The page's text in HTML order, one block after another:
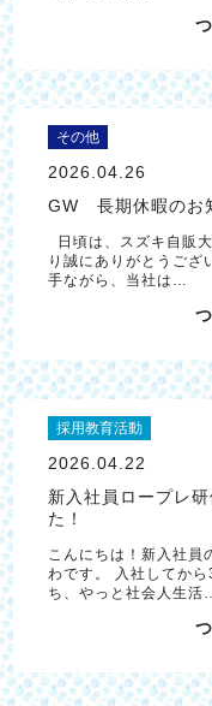
その他
2026.04.26
GW 長期休暇のお
日頃は、スズキ自販
り誠にありがとうござ
手ながら、当社は…
採用教育活動
2026.04.22
新入社員ロープレ
た！
こんにちは！新入社員
わです。 入社してか
ち、やっと社会人生活…